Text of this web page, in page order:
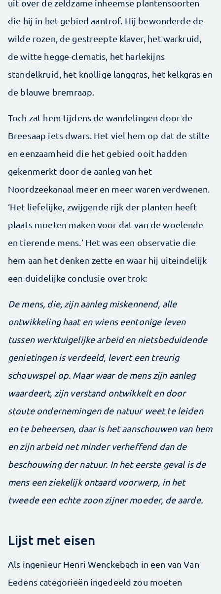
uit over de zeldzame inheemse plantensoorten
die hij in het gebied aantrof. Hij bewonderde de
wilde rozen, de gestreepte klaver, het warkruid,
de witte ­hegge-clematis, het harlekijns
standelkruid, het knollige langgras, het kelkgras en
de blauwe bremraap.
Toch zat hem tijdens de wandelingen door de
Breesaap iets dwars. Het viel hem op dat de stilte
en eenzaamheid die het gebied ooit hadden
gekenmerkt door de aanleg van het
Noordzeekanaal meer en meer waren verdwenen.
‘Het liefelijke, zwijgende rijk der planten heeft
plaats moeten maken voor dat van de woelende
en tierende mens.’ Het was een observatie die
hem aan het denken zette en waar hij uiteindelijk
een duidelijke conclusie over trok:
De mens, die, zijn aanleg miskennend, alle
ontwikkeling haat en wiens eentonige leven
tussen werktuigelijke arbeid en nietsbeduidende
genietingen is verdeeld, levert een treurig
schouwspel op. Maar waar de mens zijn aanleg
waardeert, zijn verstand ontwikkelt en door
stoute ondernemingen de natuur weet te leiden
en te beheersen, daar is het aanschouwen van hem
en zijn arbeid net minder verheffend dan de
beschouwing der natuur. In het eerste geval is de
mens een ziekelijk ontaard voorwerp, in het
tweede een echte zoon zijner moeder, de aarde.
Lijst met eisen
Als ingenieur Henri Wenckebach in een van Van
Eedens categorieën ingedeeld zou moeten